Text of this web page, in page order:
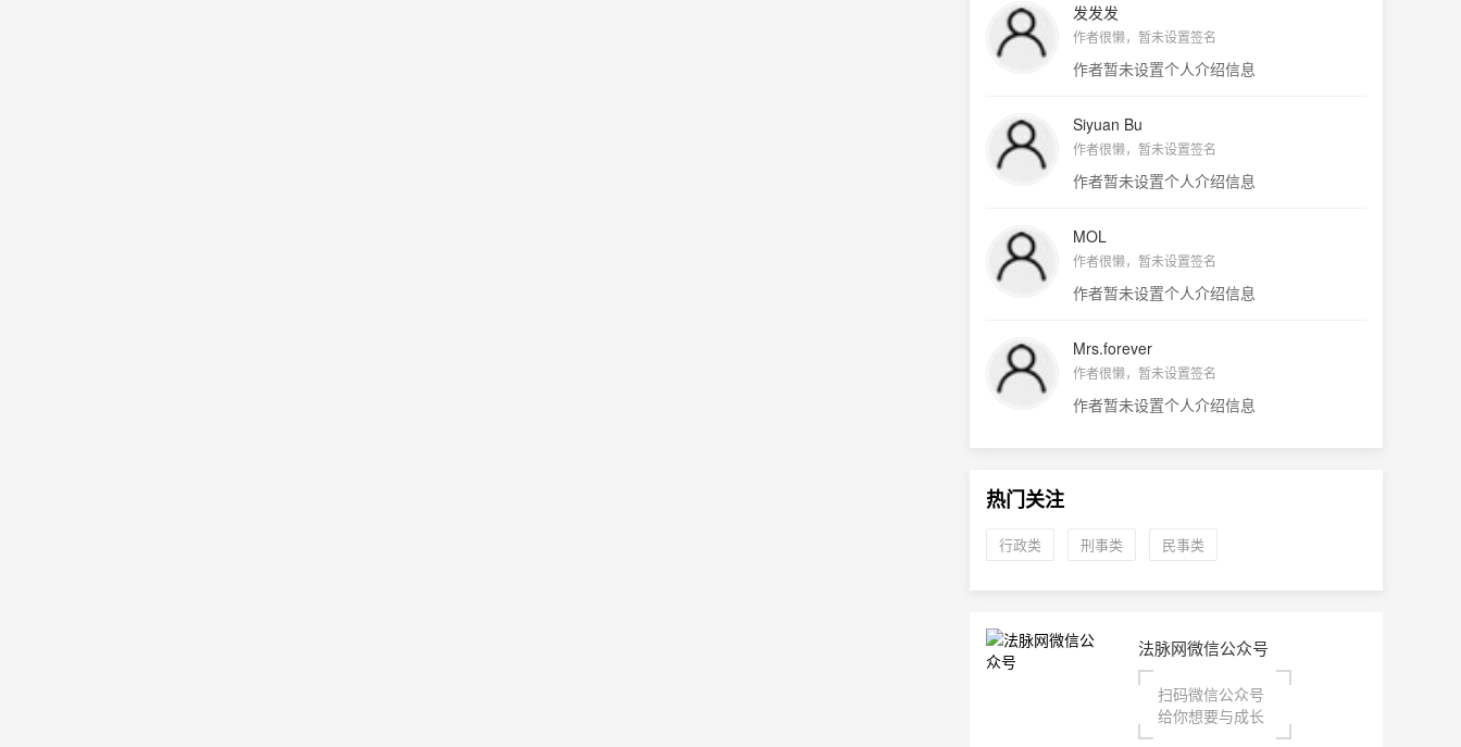
发发发
作者很懒，暂未设置签名
作者暂未设置个人介绍信息
Siyuan Bu
作者很懒，暂未设置签名
作者暂未设置个人介绍信息
MOL
作者很懒，暂未设置签名
作者暂未设置个人介绍信息
Mrs.forever
作者很懒，暂未设置签名
作者暂未设置个人介绍信息
热门关注
行政类 刑事类 民事类
法脉网微信公众号
扫码微信公众号
给你想要与成长